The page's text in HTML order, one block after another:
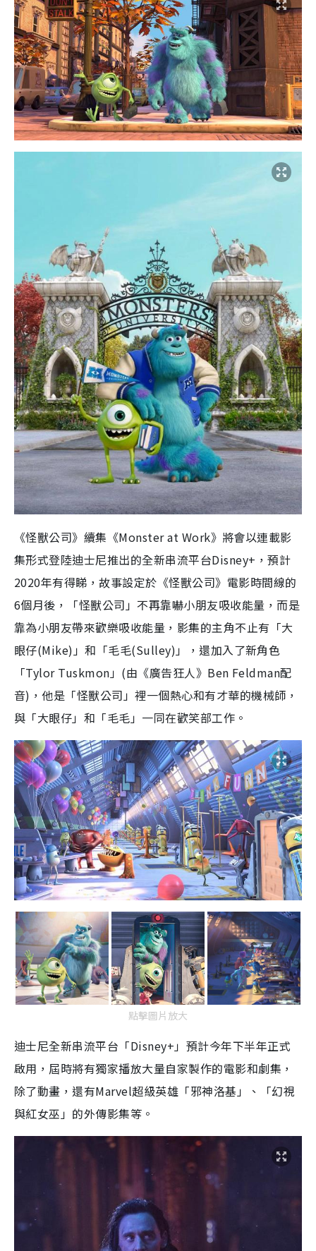
《怪獸公司》續集《Monster at Work》將會以連載影
集形式登陸迪士尼推出的全新串流平台Disney+ ，預計
2020年有得睇，故事設定於《怪獸公司》電影時間線的
6個月後，「怪獸公司」不再靠嚇小朋友吸收能量，而是
靠為小朋友帶來歡樂吸收能量，影集的主角不止有「大
眼仔(Mike)」和「毛毛(Sulley)」，還加入了新角色
「Tylor Tuskmon」 (由《廣告狂人》 Ben Feldman配
音) ，他是「怪獸公司」裡一個熱心和有才華的機械師，
與「大眼仔」和「毛毛」一同在歡笑部工作。
點擊圖片放大
迪士尼全新串流平台「Disney+」預計今年下半年正式
啟用，屆時將有獨家播放大量自家製作的電影和劇集，
除了動畫，還有Marvel超級英雄「邪神洛基」、「幻視
與紅女巫」的外傳影集等。